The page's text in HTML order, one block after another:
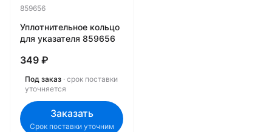
859656
Уплотнительное кольцо
для указателя 859656
349 ₽
Под заказ · срок поставки
уточняется
Заказать
Срок поставки уточним